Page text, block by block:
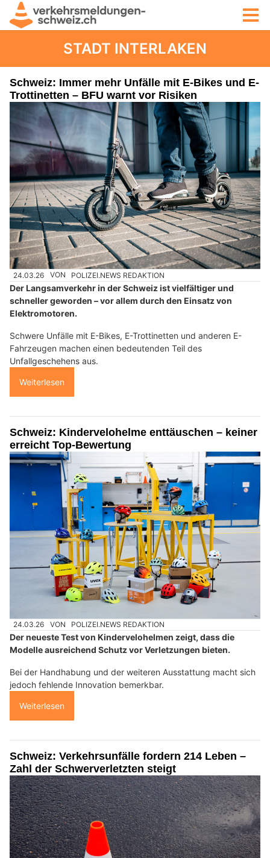
STADT INTERLAKEN
Schweiz: Immer mehr Unfälle mit E-Bikes und E-
Trottinetten – BFU warnt vor Risiken
24.03.26 VON POLIZEI.NEWS REDAKTION
Der Langsamverkehr in der Schweiz ist vielfältiger und
schneller geworden – vor allem durch den Einsatz von
Elektromotoren.
Schwere Unfälle mit E-Bikes, E-Trottinetten und anderen E-
Fahrzeugen machen einen bedeutenden Teil des
Unfallgeschehens aus.
Weiterlesen
Schweiz: Kindervelohelme enttäuschen – keiner
erreicht Top-Bewertung
24.03.26 VON POLIZEI.NEWS REDAKTION
Der neueste Test von Kindervelohelmen zeigt, dass die
Modelle ausreichend Schutz vor Verletzungen bieten.
Bei der Handhabung und der weiteren Ausstattung macht sich
jedoch fehlende Innovation bemerkbar.
Weiterlesen
Schweiz: Verkehrsunfälle fordern 214 Leben –
Zahl der Schwerverletzten steigt